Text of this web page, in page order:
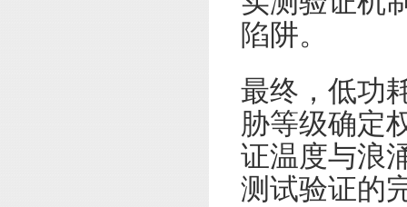
陷阱。
最终，低功
胁等级确定
证温度与浪
测试验证的